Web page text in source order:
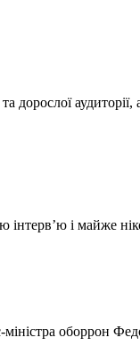
дорослої
інтерв’ю і майже
міністра оборрон